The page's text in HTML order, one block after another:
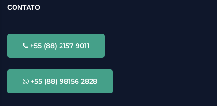
CONTATO
+55 (88) 2157 9011
+55 (88) 98156 2828